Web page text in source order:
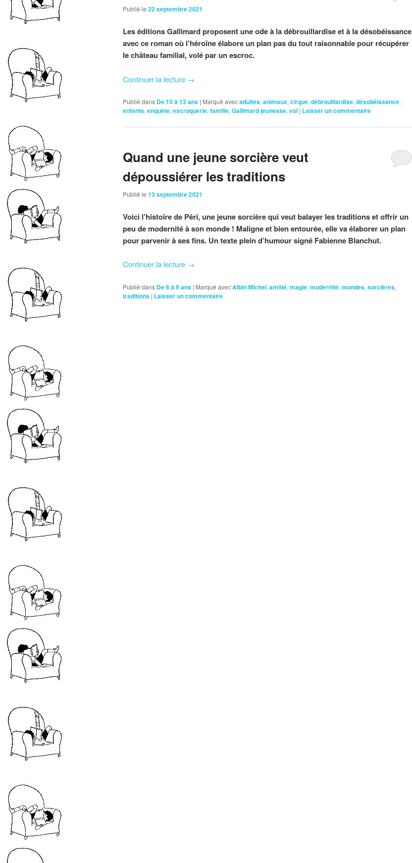
Publié le 22 septembre 2021
Les éditions Gallimard proposent une ode à la débrouillardise et à la désobéissance
avec ce roman où l’héroïne élabore un plan pas du tout raisonnable pour récupérer
le château familial, volé par un escroc.
Continuer la lecture →
Publié dans De 10 à 13 ans | Marqué avecadultes, animaux, cirque, débrouillardise, désobéissance,
enfants, enquête, escroquerie, famille, Gallimard jeunesse, vol | Laisser un commentaire
Quand une jeune sorcière veut
dépoussiérer les traditions
Publié le 13 septembre 2021
Voici l’histoire de Péri, une jeune sorcière qui veut balayer les traditions et offrir un
peu de modernité à son monde ! Maligne et bien entourée, elle va élaborer un plan
pour parvenir à ses fins. Un texte plein d’humour signé Fabienne Blanchut.
Continuer la lecture →
Publié dans De 6 à 9 ans | Marqué avecAlbin Michel, amitié, magie, modernité, mondes, sorcières,
traditions | Laisser un commentaire